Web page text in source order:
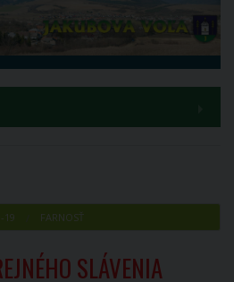
MENU
19 FARNOSŤ
SLÁVENIA